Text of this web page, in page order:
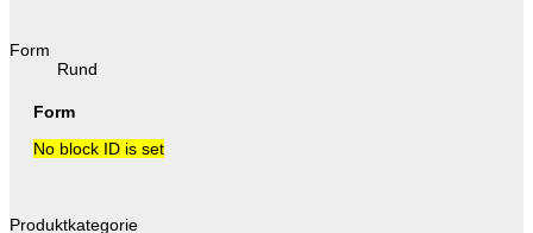
Form
Rund
Form
No block ID is set
Produktkategorie